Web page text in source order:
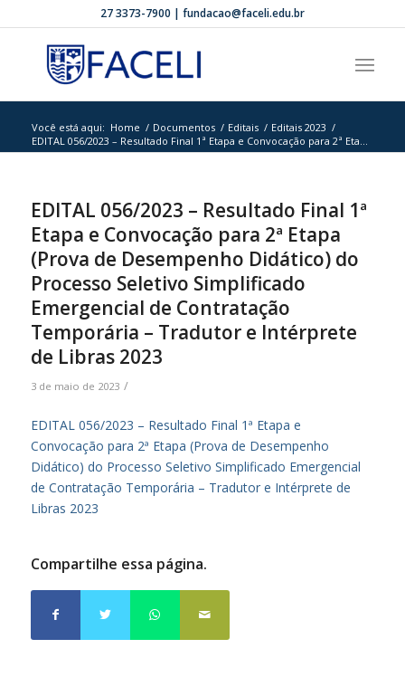
27 3373-7900 | fundacao@faceli.edu.br
Você está aqui: Home / Documentos / Editais / Editais 2023 /
EDITAL 056/2023 – Resultado Final 1ª Etapa e Convocação para 2ª Eta...
EDITAL 056/2023 – Resultado Final 1ª
Etapa e Convocação para 2ª Etapa
(Prova de Desempenho Didático) do
Processo Seletivo Simplificado
Emergencial de Contratação
Temporária – Tradutor e Intérprete
de Libras 2023
3 de maio de 2023 /
EDITAL 056/2023 – Resultado Final 1ª Etapa e
Convocação para 2ª Etapa (Prova de Desempenho
Didático) do Processo Seletivo Simplificado Emergencial
de Contratação Temporária – Tradutor e Intérprete de
Libras 2023
Compartilhe essa página.